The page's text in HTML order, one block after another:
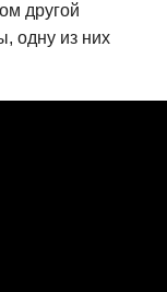
другой
одну из них